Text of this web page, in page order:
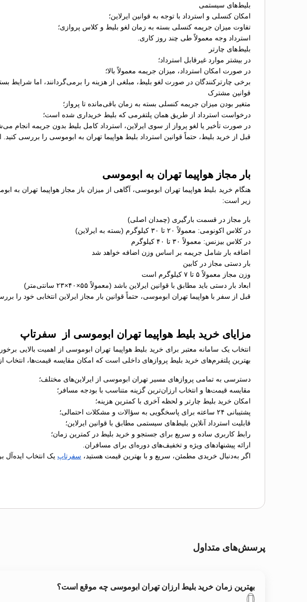
بلیط‌های سیستمی
امکان کنسلی و استرداد با توجه به قوانین ایرلاین؛
تفاوت میزان جریمه کنسلی بسته به زمان لغو بلیط و کلاس پروازی؛
استرداد وجه معمولاً طی چند روز کاری.
بلیط‌های چارتر
در بیشتر موارد غیرقابل استرداد؛
در صورت امکان استرداد، میزان جریمه معمولاً بالا؛
برخی چارترکنندگان در صورت لغو بلیط، مبلغی از هزینه را برمی‌گردانند، اما شرایط
قوانین مشترک
متغیر بودن میزان جریمه کنسلی بسته به زمان باقی‌مانده تا پرواز؛
درخواست استرداد از طریق همان پلتفرمی که بلیط خریداری شده است؛
در صورت تأخیر یا لغو پرواز از سوی ایرلاین، استرداد کامل بلیط بدون جریمه انجام
قبل از خرید بلیط، حتماً قوانین استرداد بلیط هواپیما تهران به ابوموسی را بررسی
بار مجاز هواپیما تهران به ابوموسی
هنگام خرید بلیط هواپیما تهران ابوموسی، آگاهی از میزان باز مجاز هواپیما تهران
زیر است:
بار مجاز در قسمت بارگیری (چمدان اصلی)
در کلاس اکونومی: معمولاً ۲۰ تا ۳۰ کیلوگرم (بسته به ایرلاین)
در کلاس بیزنس: معمولاً ۳۰ تا ۴۰ کیلوگرم
اضافه بار شامل جریمه بر اساس وزن اضافه خواهد شد
بار دستی مجاز در کابین
وزن مجاز معمولاً ۵ تا ۷ کیلوگرم است
ابعاد بار دستی باید مطابق با قوانین ایرلاین باشد (معمولاً ۵۵×۴۰×۲۳ سانتی‌متر)
قبل از سفر با هواپیما تهران ابوموسی، حتماً قوانین بار مجاز ایرلاین انتخابی خود را
مزایای خرید بلیط هواپیما تهران ابوموسی از سفرتاپ
انتخاب یک سامانه معتبر برای خرید بلیط هواپیما تهران ابوموسی از اهمیت بالایی
بهترین پلتفرم‌های خرید بلیط پروازهای داخلی است که امکان مقایسه قیمت‌ها، انتخاب
دسترسی به تمامی پروازهای مسیر تهران ابوموسی از ایرلاین‌های مختلف؛
مقایسه قیمت‌ها و انتخاب ارزان‌ترین گزینه متناسب با بودجه مسافر؛
امکان خرید بلیط چارتر و لحظه آخری با کمترین هزینه؛
پشتیبانی ۲۴ ساعته برای پاسخگویی به سؤالات و مشکلات احتمالی؛
قابلیت استرداد آنلاین بلیط‌های سیستمی مطابق با قوانین ایرلاین؛
رابط کاربری ساده و سریع برای جستجو و خرید بلیط در کمترین زمان؛
ارائه پیشنهادهای ویژه و تخفیف‌های دوره‌ای برای مسافران.
اگر به‌دنبال خریدی مطمئن، سریع و با بهترین قیمت هستید، سفرتاپ یک انتخاب ایده‌آل
پرسش‌های متداول
بهترین زمان خرید بلیط ارزان تهران ابوموسی چه موقع است؟